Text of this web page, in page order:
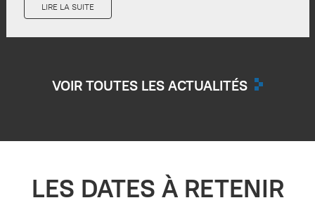
LIRE LA SUITE
VOIR TOUTES LES ACTUALITÉS
LES DATES À RETENIR